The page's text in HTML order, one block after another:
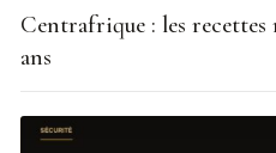
Centrafrique : les
ans